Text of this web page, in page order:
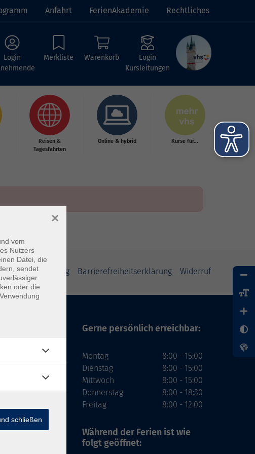
Anfahrt FerienAkademie Rechtliches
Login
Merkliste Warenkorb
Login
Kursleitungen
Reisen &
Tagesfahrten
Online & hybrid Kurse für...
Barrierefreiheitserklärung Widerruf
Gerne persönlich erreichbar:
Montag
Dienstag
Mittwoch
Donnerstag
Freitag
8:00 - 15:00
8:00 - 15:00
8:00 - 15:00
8:00 - 18:30
8:00 - 12:00
Während der Ferien ist wie
folgt geöffnet:
vom
Nutzers
Datei, die
sendet
oder die
×
schließen